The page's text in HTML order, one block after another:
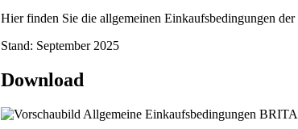
Hier finden Sie die allgemeinen Einkaufsbedingungen
Stand: September 2025
Download